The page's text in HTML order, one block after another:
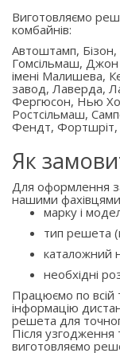
Виготовляємо
комбайнів:
Автоштамп,
Гомсільмаш,
імені Малишева,
завод, Лаверда,
Фергюсон, Нью
Ростсільмаш,
Фендт,
Як
Для оформлення
нашими
марку і
тип решета
каталожний
необхідні
Працюємо по всій
інформацію
решета для
Після узгодження
виготовляємо